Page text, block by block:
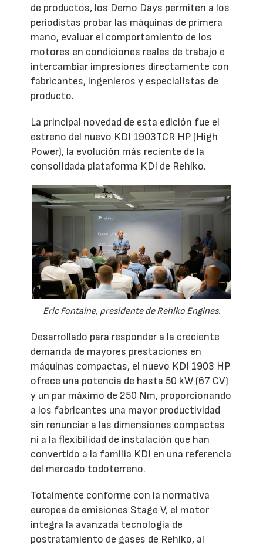
de productos, los Demo Days permiten a los
periodistas probar las máquinas de primera
mano, evaluar el comportamiento de los
motores en condiciones reales de trabajo e
intercambiar impresiones directamente con
fabricantes, ingenieros y especialistas de
producto.
La principal novedad de esta edición fue el
estreno del nuevo KDI 1903TCR HP (High
Power), la evolución más reciente de la
consolidada plataforma KDI de Rehlko.
Eric Fontaine, presidente de Rehlko Engines.
Desarrollado para responder a la creciente
demanda de mayores prestaciones en
máquinas compactas, el nuevo KDI 1903 HP
ofrece una potencia de hasta 50 kW (67 CV)
y un par máximo de 250 Nm, proporcionando
a los fabricantes una mayor productividad
sin renunciar a las dimensiones compactas
ni a la flexibilidad de instalación que han
convertido a la familia KDI en una referencia
del mercado todoterreno.
Totalmente conforme con la normativa
europea de emisiones Stage V, el motor
integra la avanzada tecnología de
postratamiento de gases de Rehlko, al